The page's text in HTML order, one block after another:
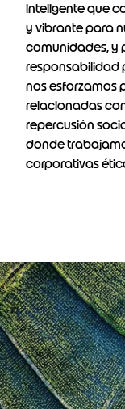
inteligente que
y vibrante para
comunidades, y
responsabilidad
nos esforzamos
relacionadas
repercusión
donde
corporativas